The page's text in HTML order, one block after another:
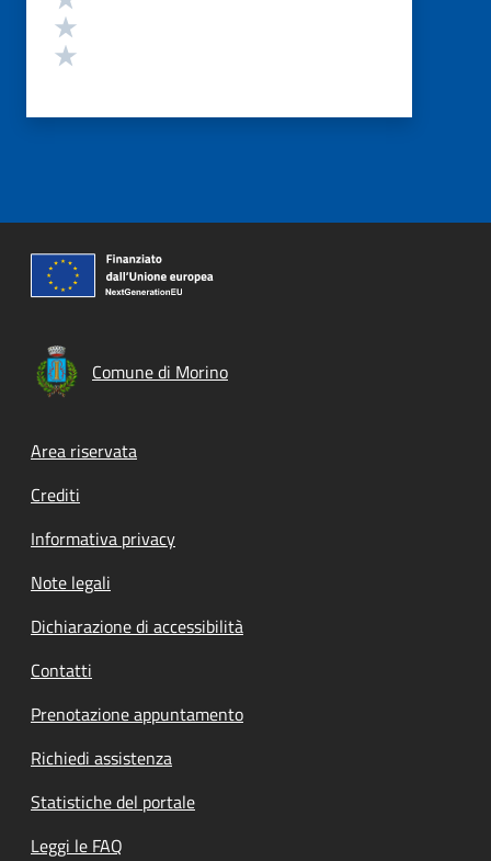
Comune di Morino
Footer menu
Area riservata
Crediti
Informativa privacy
Note legali
Dichiarazione di accessibilità
Contatti
Prenotazione appuntamento
Richiedi assistenza
Statistiche del portale
Leggi le FAQ